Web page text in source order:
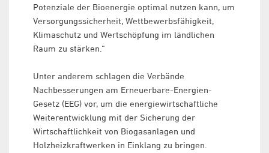
Potenziale der Bioenergie optimal nutzen kann, um
Versorgungssicherheit, Wettbewerbsfähigkeit,
Klimaschutz und Wertschöpfung im ländlichen
Raum zu stärken.“
Unter anderem schlagen die Verbände
Nachbesserungen am Erneuerbare-Energien-
Gesetz (EEG) vor, um die energiewirtschaftliche
Weiterentwicklung mit der Sicherung der
Wirtschaftlichkeit von Biogasanlagen und
Holzheizkraftwerken in Einklang zu bringen.